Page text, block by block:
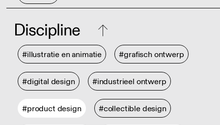
Discipline
#illustratie en animatie #grafisch ontwerp
#digital design #industrieel ontwerp
#product design #collectible design